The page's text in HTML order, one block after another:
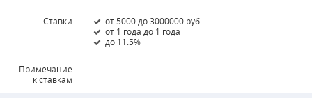
Ставки
от 5000 до 3000000 руб.
от 1 года до 1 года
до 11.5%
Примечание
к ставкам